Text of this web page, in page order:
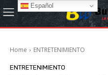
Home ENTRETENIMIENTO
ENTRETENIMIENTO
Español